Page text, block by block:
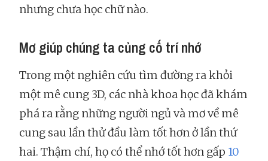
nhưng chưa học chữ nào.
Mơ giúp chúng ta củng cố trí nhớ
Trong một nghiên cứu tìm đường ra khỏi
một mê cung 3D, các nhà khoa học đã khám
phá ra rằng những người ngủ và mơ về mê
cung sau lần thử đầu làm tốt hơn ở lần thứ
hai. Thậm chí, họ có thể nhớ tốt hơn gấp 10